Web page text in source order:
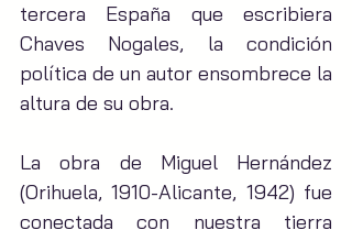
tercera España que escribiera
Chaves Nogales, la condición
política de un autor ensombrece la
altura de su obra.
La obra de Miguel Hernández
(Orihuela, 1910-Alicante, 1942) fue
conectada con nuestra tierra